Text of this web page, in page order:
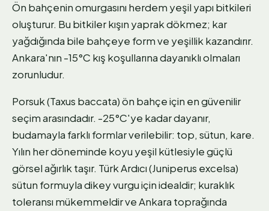
Ön bahçenin omurgasını herdem yeşil yapı bitkileri
oluşturur. Bu bitkiler kışın yaprak dökmez; kar
yağdığında bile bahçeye form ve yeşillik kazandırır.
Ankara'nın -15°C kış koşullarına dayanıklı olmaları
zorunludur.
Porsuk (Taxus baccata) ön bahçe için en güvenilir
seçim arasındadır. -25°C'ye kadar dayanır,
budamayla farklı formlar verilebilir: top, sütun, kare.
Yılın her döneminde koyu yeşil kütlesiyle güçlü
görsel ağırlık taşır. Türk Ardıcı (Juniperus excelsa)
sütun formuyla dikey vurgu için idealdir; kuraklık
toleransı mükemmeldir ve Ankara toprağında